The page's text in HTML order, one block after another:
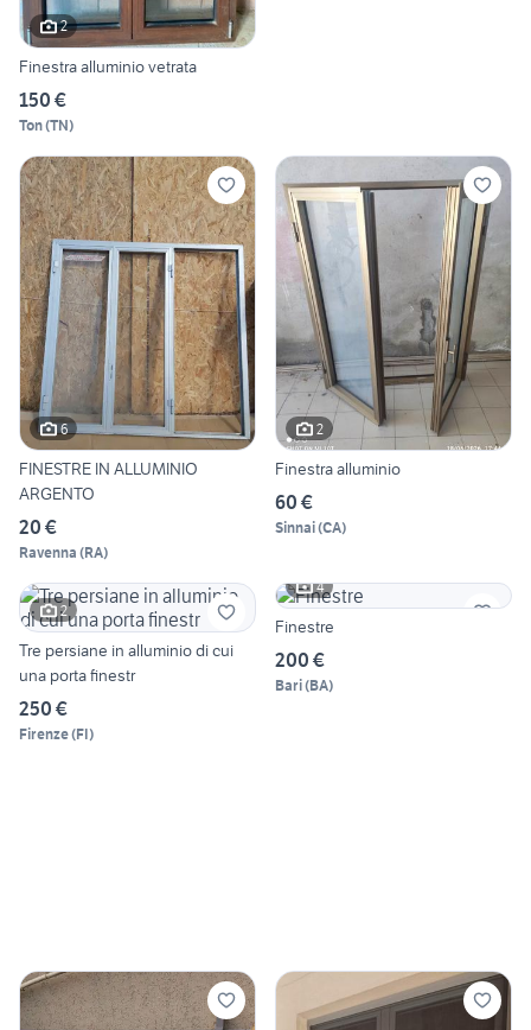
2
Finestra alluminio vetrata
150 €
Ton(TN)
6
FINESTRE IN ALLUMINIO
ARGENTO
20 €
Ravenna (RA)
2
Finestra alluminio
60 €
Sinnai(CA)
2
Tre persiane in alluminio di cui
una porta finestr
250 €
Firenze(FI)
4
Finestre
200 €
Bari(BA)